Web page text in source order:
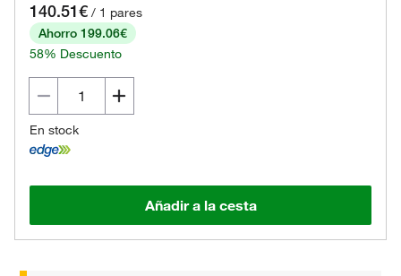
140.51€ / 1 pares
Ahorro 199.06€
58% Descuento
En stock
Añadir a la cesta